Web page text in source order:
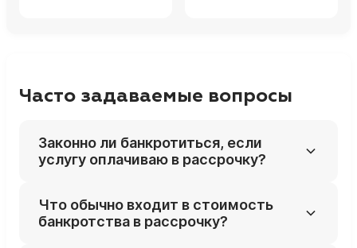
Часто задаваемые вопросы
Законно ли банкротиться, если
услугу оплачиваю в рассрочку?
договорённость с юристами, а не новый
кредит, поэтому закон о банкротстве не
Что обычно входит в стоимость
банкротства в рассрочку?